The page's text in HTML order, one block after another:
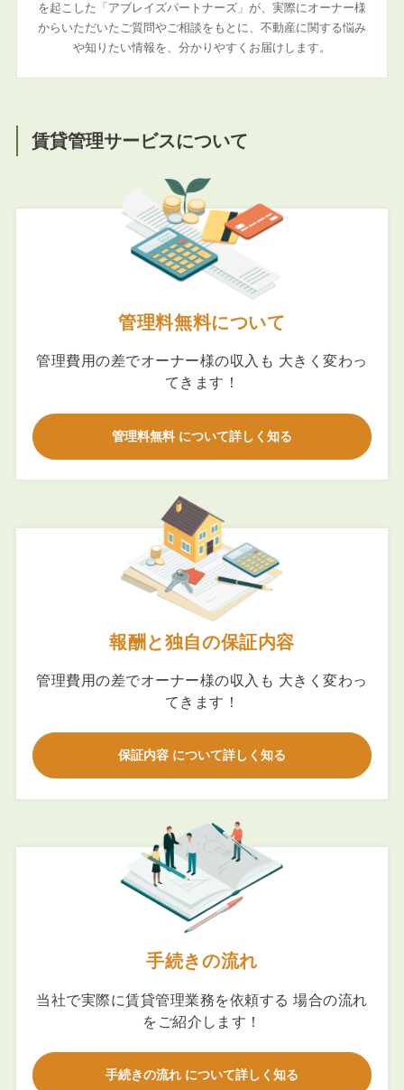
を起こした「アブレイズパートナーズ」が、実際にオーナー様
からいただいたご質問やご相談をもとに、不動産に関する悩み
や知りたい情報を、分かりやすくお届けします。
賃貸管理サービスについて
管理料無料について
管理費用の差でオーナー様の収入も 大きく変わっ
てきます！
管理料無料 について詳しく知る
報酬と独自の保証内容
管理費用の差でオーナー様の収入も 大きく変わっ
てきます！
保証内容 について詳しく知る
手続きの流れ
当社で実際に賃貸管理業務を依頼する 場合の流れ
をご紹介します！
手続きの流れ について詳しく知る